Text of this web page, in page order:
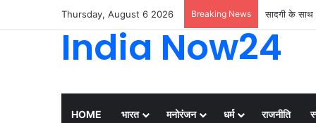
Thursday, August 6 2026 Breaking News सादगी के साथ
India Now24
HOME भारत मनोरंजन धर्म राजनीति